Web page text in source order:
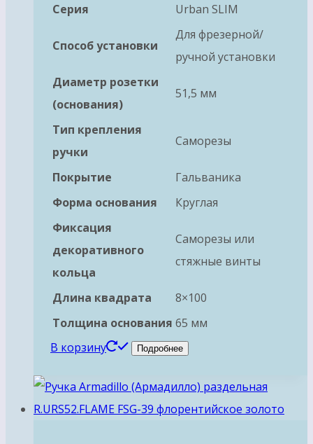
Серия
Urban SLIM
Способ установки
Для фрезерной/
ручной установки
Диаметр розетки
(основания)
51,5 мм
Тип крепления
ручки
Саморезы
Покрытие
Гальваника
Форма основания
Круглая
Фиксация
декоративного
кольца
Саморезы или
стяжные винты
Длина квадрата
8×100
Толщина основания 65 мм
В корзину
Подробнее